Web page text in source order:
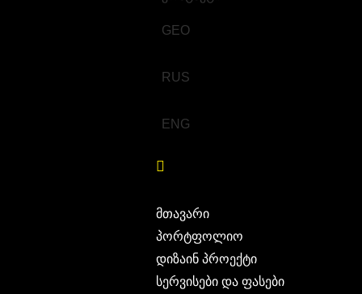
GEO
RUS
ENG
მთავარი
პორტფოლიო
დიზაინ პროექტი
სერვისები და ფასები